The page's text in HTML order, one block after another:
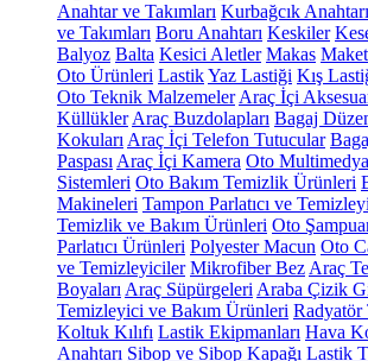
Anahtar ve Takımları Kurbağcık Anahtarı
ve Takımları Boru Anahtarı Keskiler
Balyoz Balta Kesici Aletler Makas Maket
Oto Ürünleri LastikYaz Lastiği Kış
Oto Teknik Malzemeler Araç İçi
Küllükler Araç Buzdolapları Bagaj
Kokuları Araç İçi Telefon Tutucular
Paspası Araç İçi Kamera Oto
Sistemleri Oto Bakım Temizlik Ürünleri
Makineleri Tampon Parlatıcı ve
Temizlik ve Bakım Ürünleri Oto
Parlatıcı Ürünleri Polyester Macun Oto
ve Temizleyiciler Mikrofiber Bez Araç
Boyaları Araç Süpürgeleri Araba Çizik
Temizleyici ve Bakım Ürünleri Radyatör
Koltuk Kılıfı Lastik Ekipmanları Hava
Anahtarı Sibop ve Sibop Kapağı Lastik